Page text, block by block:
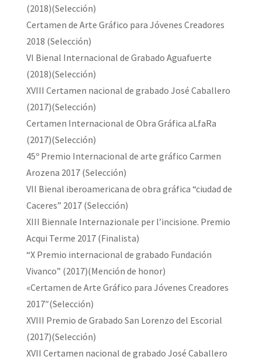
(2018)(Selección)
Certamen de Arte Gráfico para Jóvenes Creadores
2018 (Selección)
VI Bienal Internacional de Grabado Aguafuerte
(2018)(Selección)
XVIII Certamen nacional de grabado José Caballero
(2017)(Selección)
Certamen Internacional de Obra Gráfica aLfaRa
(2017)(Selección)
45º Premio Internacional de arte gráfico Carmen
Arozena 2017 (Selección)
VII Bienal iberoamericana de obra gráfica “ciudad de
Caceres” 2017 (Selección)
XIII Biennale Internazionale per l’incisione. Premio
Acqui Terme 2017 (Finalista)
“X Premio internacional de grabado Fundación
Vivanco” (2017)(Mención de honor)
«Certamen de Arte Gráfico para Jóvenes Creadores
2017″(Selección)
XVIII Premio de Grabado San Lorenzo del Escorial
(2017)(Selección)
XVII Certamen nacional de grabado José Caballero